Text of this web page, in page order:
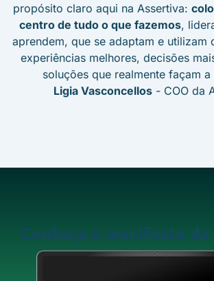
propósito claro aqui na Assertiva:
centro de tudo o que fazemos,
aprendem, que se adaptam e utilizam
experiências melhores, decisões
soluções que realmente façam
Ligia Vasconcellos- COO da
Conheça o manifesto da